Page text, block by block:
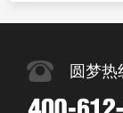
圆梦热